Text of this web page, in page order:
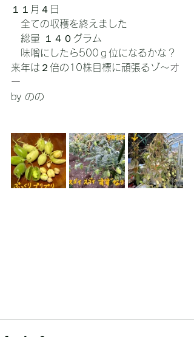
１１月４日
全ての収穫を終えました
総量 １４０グラム
味噌にしたら500ｇ位になるかな？
来年は２倍の10株目標に頑張るゾ～オ
ー
by のの